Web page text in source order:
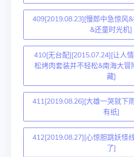
409[2019.08.23][慢郎中急惊风
&还童时光机]
410[无台配][2015.07.24][让人
松烤肉套装并不轻松&南海大冒
藏]
411[2019.08.26][大雄一哭就下
有纸]
412[2019.08.27][心惊胆跳妖怪
了]